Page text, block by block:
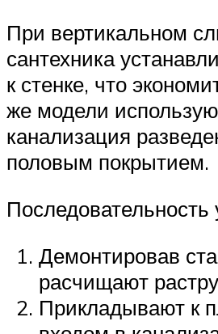
При вертикальном
сантехника
к стенке, что
же модели
канализация
половым покрытием.
Последовательность
Демонтировав
расчищают
Прикладывают к